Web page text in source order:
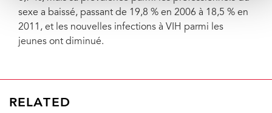
sexe a baissé, passant de 19,8 % en 2006 à 18,5 % en
2011, et les nouvelles infections à VIH parmi les
jeunes ont diminué.
RELATED